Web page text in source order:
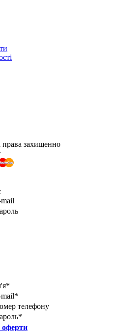
права захищенно
телефону